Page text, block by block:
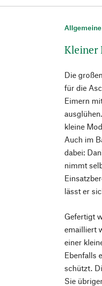
Kleiner
Die
für die
Eimern
kleine
Auch im
dabei:
nimmt
lässt er
Gefertigt
emailliert
einer
Ebenfalls
schützt.
Sie